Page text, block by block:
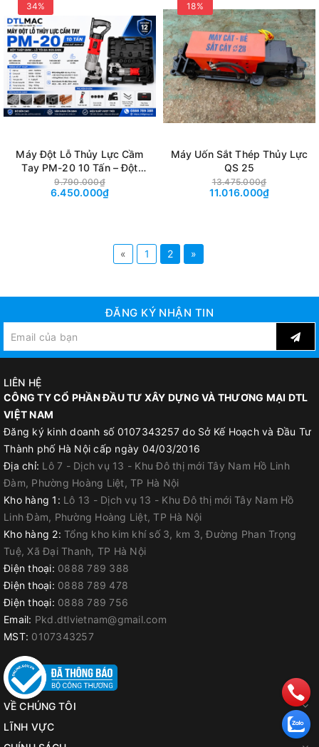
34%
Máy Đột Lỗ Thủy Lực Cầm
Tay PM-20 10 Tấn – Đột
Thép 6mm, Lỗ Tối Đa
Φ20.5mm
9.790.000₫
6.450.000₫
18%
Máy Uốn Sắt Thép Thủy Lực
QS 25
13.475.000₫
11.016.000₫
« 1 2 »
ĐĂNG KÝ NHẬN TIN
LIÊN HỆ
CÔNG TY CỔ PHẦN ĐẦU TƯ XÂY DỰNG VÀ THƯƠNG MẠI DTL
VIỆT NAM
Đăng ký kinh doanh số 0107343257 do Sở Kế Hoạch và Đầu Tư
Thành phố Hà Nội cấp ngày 04/03/2016
Địa chỉ: Lô 7 - Dịch vụ 13 - Khu Đô thị mới Tây Nam Hồ Linh
Đàm, Phường Hoàng Liệt, TP Hà Nội
Kho hàng 1: Lô 13 - Dịch vụ 13 - Khu Đô thị mới Tây Nam Hồ
Linh Đàm, Phường Hoàng Liệt, TP Hà Nội
Kho hàng 2: Tổng kho kim khí số 3, km 3, Đường Phan Trọng
Tuệ, Xã Đại Thanh, TP Hà Nội
Điện thoại: 0888 789 388
Điện thoại: 0888 789 478
Điện thoại: 0888 789 756
Email: Pkd.dtlvietnam@gmail.com
MST: 0107343257
VỀ CHÚNG TÔI
LĨNH VỰC